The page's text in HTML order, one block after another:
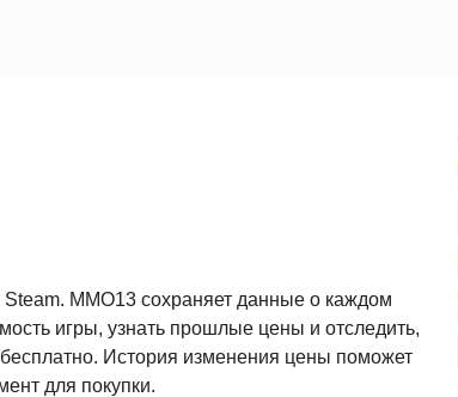
MMO13 сохраняет данные о каждом
игры, узнать прошлые цены и отследить,
История изменения цены поможет
для покупки.